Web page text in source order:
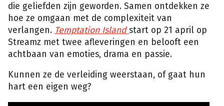
die geliefden zijn geworden. Samen ontdekken ze
hoe ze omgaan met de complexiteit van
verlangen. Temptation Island start op 21 april op
Streamz met twee afleveringen en belooft een
achtbaan van emoties, drama en passie.
Kunnen ze de verleiding weerstaan, of gaat hun
hart een eigen weg?